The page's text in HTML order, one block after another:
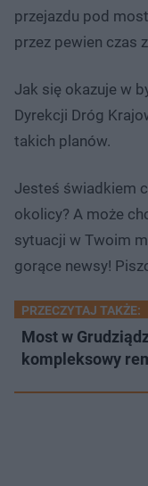
przejazdu pod
przez pewien czas
Jak się okazuje w
Dyrekcji Dróg
takich planów.
Jesteś świadkiem
okolicy? A może
sytuacji w Twoim
gorące newsy!
PRZECZYTAJ TAKŻE:
Most w
kompleksowy